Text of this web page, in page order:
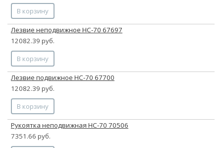
В корзину
Лезвие неподвижное НС-70 67697
12082.39 руб.
В корзину
Лезвие подвижное НС-70 67700
12082.39 руб.
В корзину
Рукоятка неподвижная НС-70 70506
7351.66 руб.